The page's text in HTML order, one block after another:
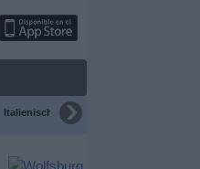
Italienische Serie A